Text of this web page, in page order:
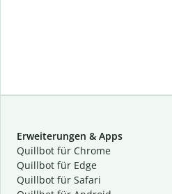
Erweiterungen & Apps
Quillbot für Chrome
Quillbot für Edge
Quillbot für Safari